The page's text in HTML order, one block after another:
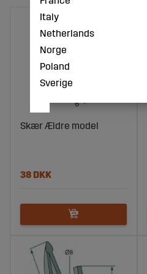
Skær Ældre model
38 DKK
Italy
Netherlands
Norge
Poland
Sverige